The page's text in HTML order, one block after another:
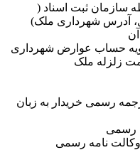
سازمان ثبت اسناد (
آدرس شهرداری ملک)
حساب عوارض شهرداری
زلزله ملک
رسمی خریدار به زبان
رسمی
نامه رسمی